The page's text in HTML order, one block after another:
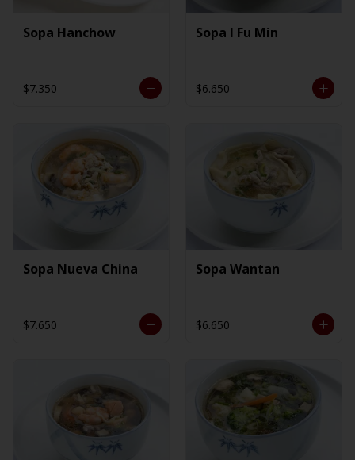
Sopa Hanchow
$7.350
Sopa I Fu Min
$6.650
Sopa Nueva China
$7.650
Sopa Wantan
$6.650